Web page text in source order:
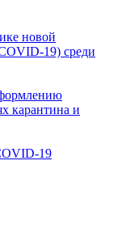
новой
19) среди
карантина и
19